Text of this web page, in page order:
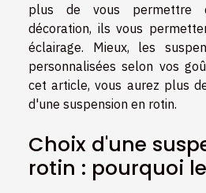
plus de vous permettre
décoration, ils vous
éclairage. Mieux, les
personnalisées selon vos
cet article, vous aurez plus
d'une suspension en rotin.
Choix d'une
rotin : pourquoi